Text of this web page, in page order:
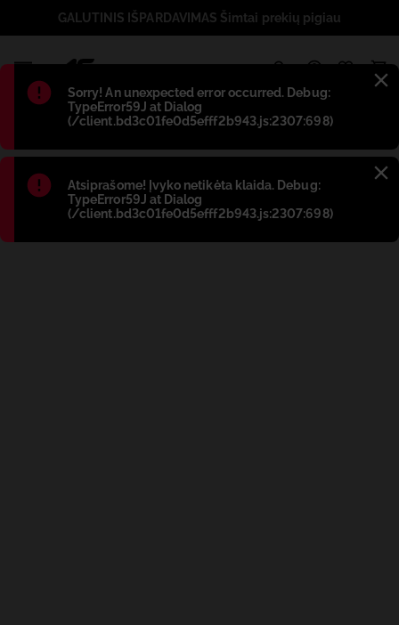
Błąd:
Sorry! An unexpected error occurred. Debug:
TypeError59J at Dialog
(/client.bd3c01fe0d5efff2b943.js:2307:698)
Błąd:
Atsiprašome! Įvyko netikėta klaida. Debug:
TypeError59J at Dialog
(/client.bd3c01fe0d5efff2b943.js:2307:698)
GALUTINIS IŠPARDAVIMAS Šimtai prekių pigiau